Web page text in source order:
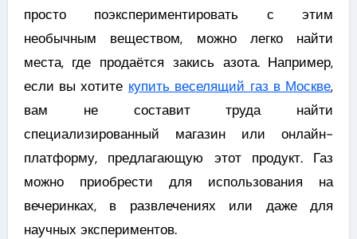
просто поэкспериментировать с этим
необычным веществом, можно легко найти
места, где продаётся закись азота. Например,
если вы хотите купить веселящий газ в Москве,
вам не составит труда найти
специализированный магазин или онлайн-
платформу, предлагающую этот продукт. Газ
можно приобрести для использования на
вечеринках, в развлечениях или даже для
научных экспериментов.